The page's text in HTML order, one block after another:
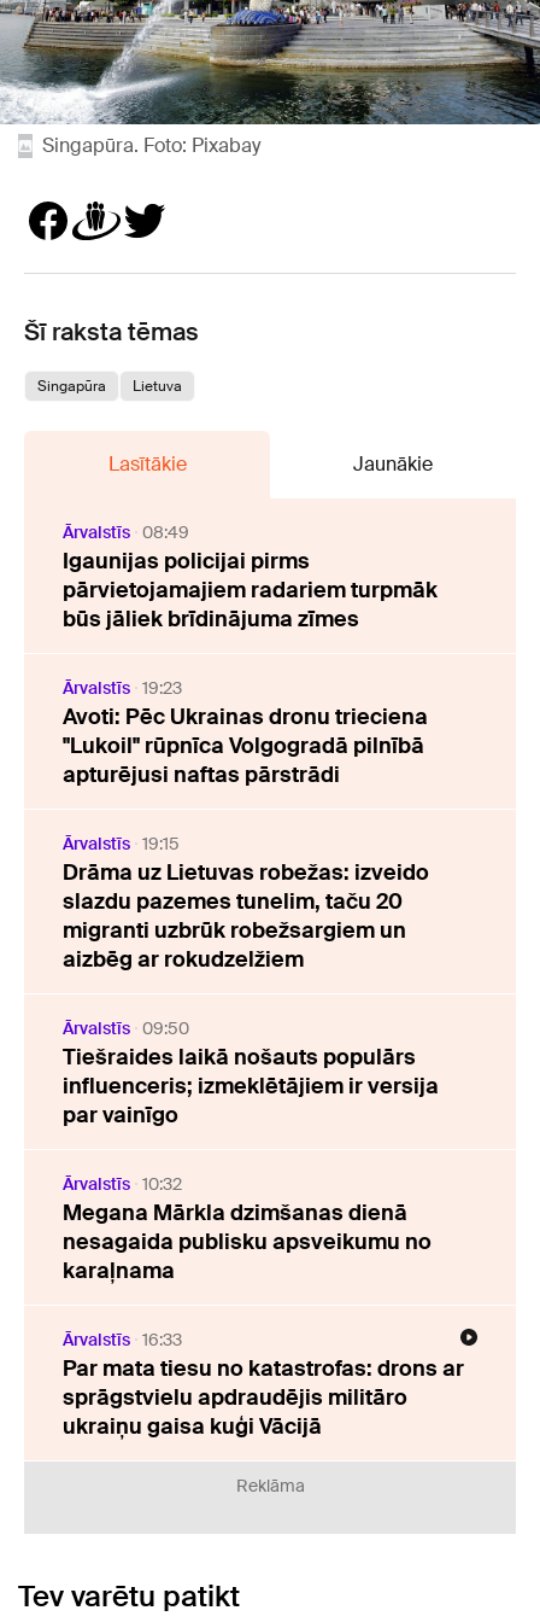
Singapūra. Foto: Pixabay
Šī raksta tēmas
Singapūra Lietuva
Lasītākie Jaunākie
Ārvalstīs 08:49
Igaunijas policijai pirms
pārvietojamajiem radariem turpmāk
būs jāliek brīdinājuma zīmes
Ārvalstīs 19:23
Avoti: Pēc Ukrainas dronu trieciena
"Lukoil" rūpnīca Volgogradā pilnībā
apturējusi naftas pārstrādi
Ārvalstīs 19:15
Drāma uz Lietuvas robežas: izveido
slazdu pazemes tunelim, taču 20
migranti uzbrūk robežsargiem un
aizbēg ar rokudzelžiem
Ārvalstīs 09:50
Tiešraides laikā nošauts populārs
influenceris; izmeklētājiem ir versija
par vainīgo
Ārvalstīs 10:32
Megana Mārkla dzimšanas dienā
nesagaida publisku apsveikumu no
karaļnama
Ārvalstīs 16:33
Par mata tiesu no katastrofas: drons ar
sprāgstvielu apdraudējis militāro
ukraiņu gaisa kuģi Vācijā
Reklāma
Tev varētu patikt